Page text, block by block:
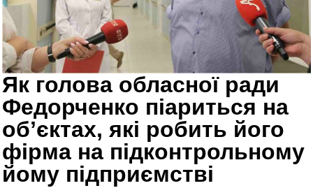
Як голова обласної ради
Федорченко піариться на
обʼєктах, які робить його
фірма на підконтрольному
йому підприємстві